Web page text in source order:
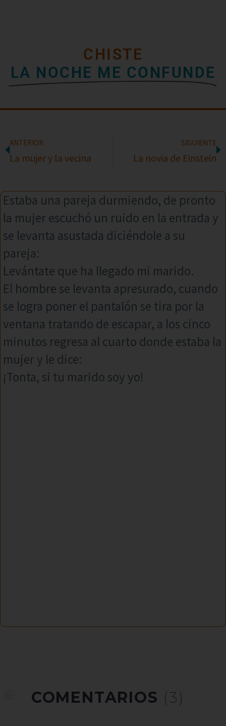
CHISTE
LA NOCHE ME CONFUNDE
ANTERIOR
La mujer y la vecina
SIGUIENTE
La novia de Einstein
Estaba una pareja durmiendo, de pronto
la mujer escuchó un ruido en la entrada y
se levanta asustada diciéndole a su
pareja:
Levántate que ha llegado mi marido.
El hombre se levanta apresurado, cuando
se logra poner el pantalón se tira por la
ventana tratando de escapar, a los cinco
minutos regresa al cuarto donde estaba la
mujer y le dice:
¡Tonta, si tu marido soy yo!
COMENTARIOS (3)